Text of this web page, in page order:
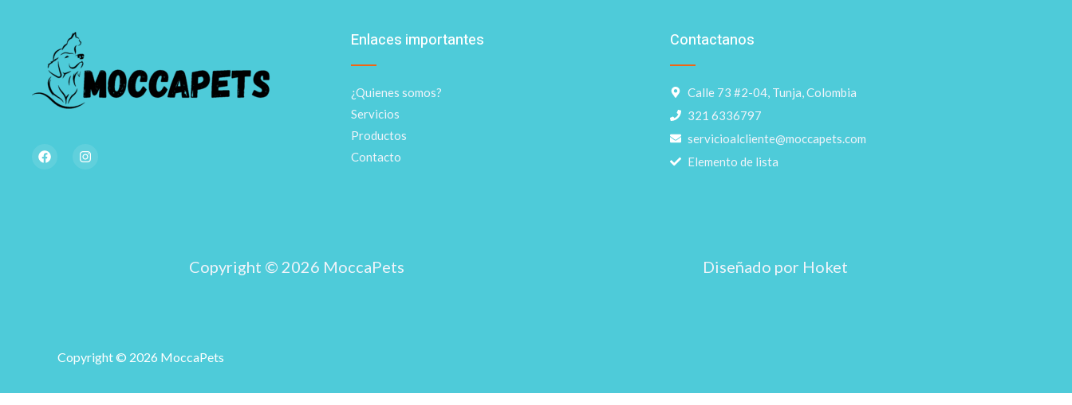
F
a
I
n
Enlaces importantes
¿Quienes somos?
Servicios
Productos
Contacto
Contactanos
Calle 73 #2-04, Tunja, Colombia
321 6336797
servicioalcliente@moccapets.com
Elemento de lista
Copyright © 2026 MoccaPets Diseñado por Hoket
Copyright © 2026 MoccaPets